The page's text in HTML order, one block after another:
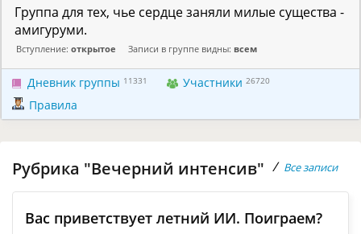
Группа для тех, чье сердце заняли милые существа -
амигуруми.
Вступление: открытое Записи в группе видны: всем
Дневник группы 11331 Участники 26720
Правила
Рубрика "Вечерний интенсив" / Все записи
Вас приветствует летний ИИ. Поиграем?